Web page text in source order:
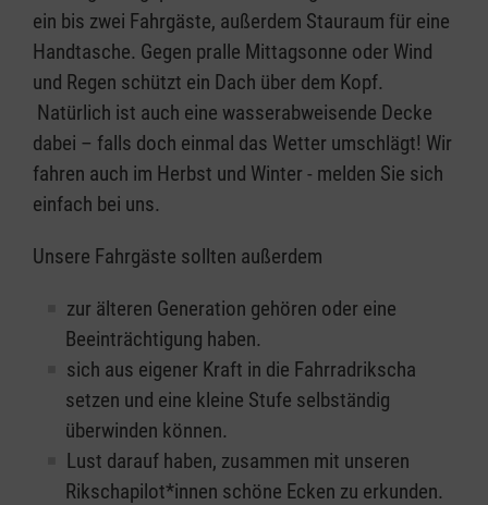
ein bis zwei Fahrgäste, außerdem Stauraum für eine
Handtasche. Gegen pralle Mittagsonne oder Wind
und Regen schützt ein Dach über dem Kopf.
Natürlich ist auch eine wasserabweisende Decke
dabei – falls doch einmal das Wetter umschlägt! Wir
fahren auch im Herbst und Winter - melden Sie sich
einfach bei uns.
Unsere Fahrgäste sollten außerdem
zur älteren Generation gehören oder eine
Beeinträchtigung haben.
sich aus eigener Kraft in die Fahrradrikscha
setzen und eine kleine Stufe selbständig
überwinden können.
Lust darauf haben, zusammen mit unseren
Rikschapilot*innen schöne Ecken zu erkunden.